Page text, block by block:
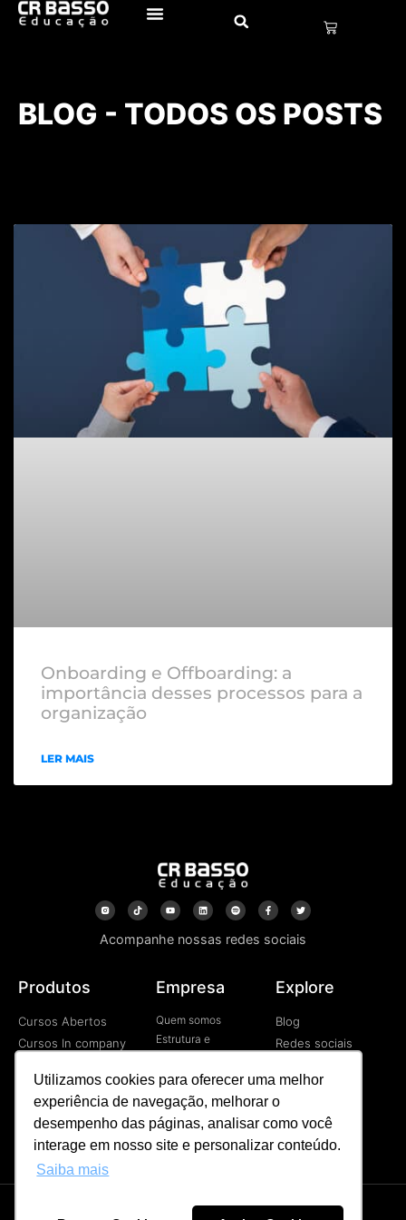
Utilizamos cookies para oferecer uma melhor
experiência de navegação, melhorar o
desempenho das páginas, analisar como você
interage em nosso site e personalizar conteúdo.
Saiba mais
BLOG - TODOS OS POSTS
Onboarding e Offboarding: a
importância desses processos para a
organização
LER MAIS
Acompanhe nossas redes sociais
Produtos
Cursos Abertos
Cursos In company
Programa de
Desenvolvimetno de
Líderes
Palestras
Empresa
Quem somos
Estrutura e
Tecnologia
Contato
Explore
Blog
Redes sociais